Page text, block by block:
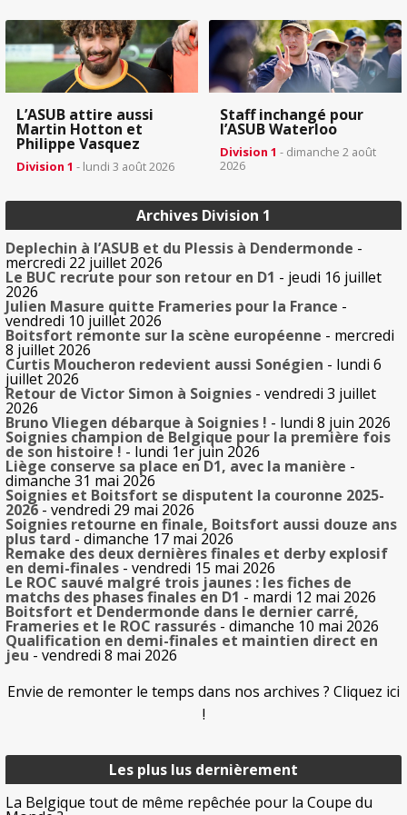
L’ASUB attire aussi
Martin Hotton et
Philippe Vasquez
Division 1 - lundi 3 août 2026
Staff inchangé pour
l’ASUB Waterloo
Division 1 - dimanche 2 août
2026
Les plus lus dernièrement
La Belgique tout de même repêchée pour la Coupe du
Archives Division 1
Deplechin à l’ASUB et du Plessis à Dendermonde -
mercredi 22 juillet 2026
Le BUC recrute pour son retour en D1 - jeudi 16 juillet
2026
Julien Masure quitte Frameries pour la France -
vendredi 10 juillet 2026
Boitsfort remonte sur la scène européenne - mercredi
8 juillet 2026
Curtis Moucheron redevient aussi Sonégien - lundi 6
juillet 2026
Retour de Victor Simon à Soignies - vendredi 3 juillet
2026
Bruno Vliegen débarque à Soignies ! - lundi 8 juin 2026
Soignies champion de Belgique pour la première fois
de son histoire ! - lundi 1er juin 2026
Liège conserve sa place en D1, avec la manière -
dimanche 31 mai 2026
Soignies et Boitsfort se disputent la couronne 2025-
2026 - vendredi 29 mai 2026
Soignies retourne en finale, Boitsfort aussi douze ans
plus tard - dimanche 17 mai 2026
Remake des deux dernières finales et derby explosif
en demi-finales - vendredi 15 mai 2026
Le ROC sauvé malgré trois jaunes : les fiches de
matchs des phases finales en D1 - mardi 12 mai 2026
Boitsfort et Dendermonde dans le dernier carré,
Frameries et le ROC rassurés - dimanche 10 mai 2026
Qualification en demi-finales et maintien direct en
jeu - vendredi 8 mai 2026
Envie de remonter le temps dans nos archives ? Cliquez ici
!